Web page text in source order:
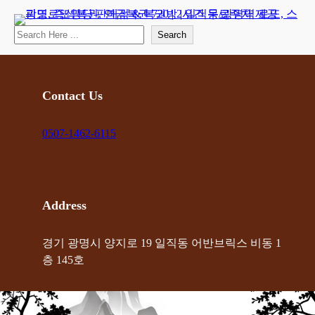
로
Search Search
Contact Us
0507-1462-6115
Address
경기 광명시 양지로 19 일직동 어반브릭스 비동 1
층 145호